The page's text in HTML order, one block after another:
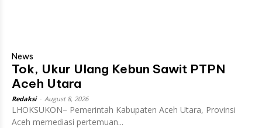
News
Tok, Ukur Ulang Kebun Sawit PTPN
Aceh Utara
Redaksi August 8, 2026
LHOKSUKON– Pemerintah Kabupaten Aceh Utara, Provinsi
Aceh memediasi pertemuan...